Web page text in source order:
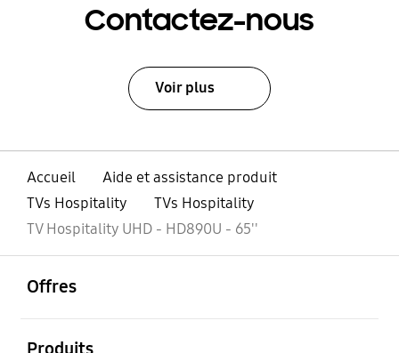
Contactez-nous
Voir plus
Accueil
Aide et assistance produit
TVs Hospitality
TVs Hospitality
TV Hospitality UHD - HD890U - 65''
Offres
Produits